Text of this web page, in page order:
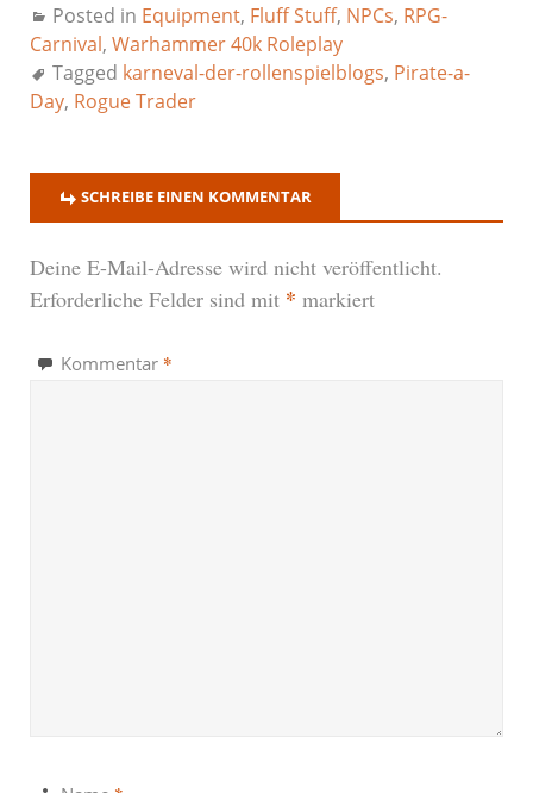
Posted in Equipment, Fluff Stuff, NPCs, RPG-
Carnival, Warhammer 40k Roleplay
Tagged karneval-der-rollenspielblogs, Pirate-a-
Day, Rogue Trader
SCHREIBE EINEN KOMMENTAR
Deine E-Mail-Adresse wird nicht veröffentlicht.
Erforderliche Felder sind mit * markiert
Kommentar *